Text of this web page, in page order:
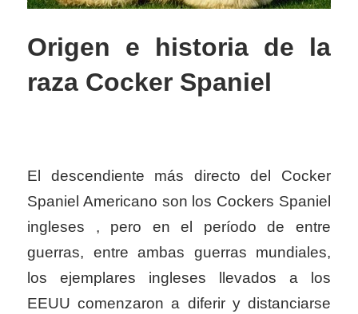
Origen e historia de la
raza Cocker Spaniel
El descendiente más directo del Cocker
Spaniel Americano son los Cockers Spaniel
ingleses , pero en el período de entre
guerras, entre ambas guerras mundiales,
los ejemplares ingleses llevados a los
EEUU comenzaron a diferir y distanciarse